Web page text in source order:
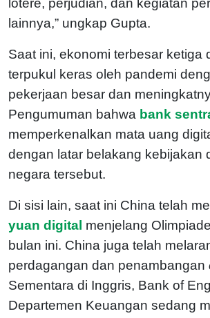
lotere, perjudian, dan kegiatan
lainnya,” ungkap Gupta.
Saat ini, ekonomi terbesar ketiga
terpukul keras oleh pandemi
pekerjaan besar dan
Pengumuman bahwa bank
memperkenalkan mata uang
dengan latar belakang kebijakan
negara tersebut.
Di sisi lain, saat ini China telah
yuan digital menjelang
bulan ini. China juga telah
perdagangan dan penambangan
Sementara di Inggris, Bank of
Departemen Keuangan sedang